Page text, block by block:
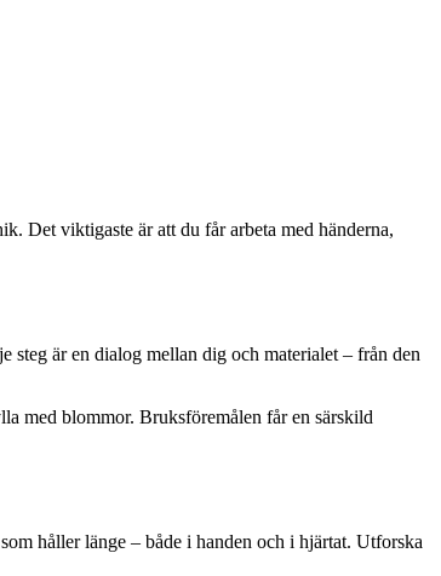
Det viktigaste är att du får arbeta med händerna,
är en dialog mellan dig och materialet – från den
med blommor. Bruksföremålen får en särskild
håller länge – både i handen och i hjärtat. Utforska